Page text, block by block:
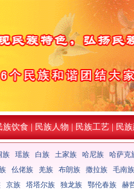
族饮食 民族人物 民族工艺 民
族 瑶族 白族 土家族 哈尼族 哈萨克
仫佬族 羌族 布朗族 撒拉族 毛南族
京族 塔塔尔族 独龙族 鄂伦春族 赫